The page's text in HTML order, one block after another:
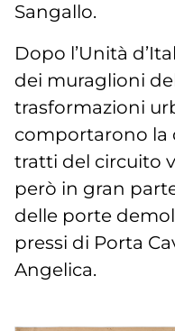
Sangallo.
Dopo l’Unità
dei muraglioni
trasformazioni
comportarono la
tratti del circuito
però in gran
delle porte
pressi di Porta
Angelica.